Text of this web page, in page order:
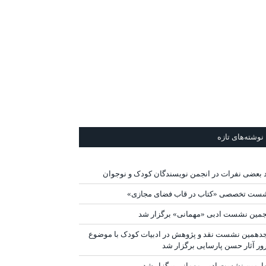
نوشته‌های تازه
بعضی نفرات در انجمن نویسندگان کودک و نوجوان
تخصصی «کتاب در قاب فضای مجازی»
نشست ادبی «مهمانی» برگزار شد
نشست نقد و پژوهش در ادبیات کودک با موضوع
آثار حسن پارسایی برگزار شد